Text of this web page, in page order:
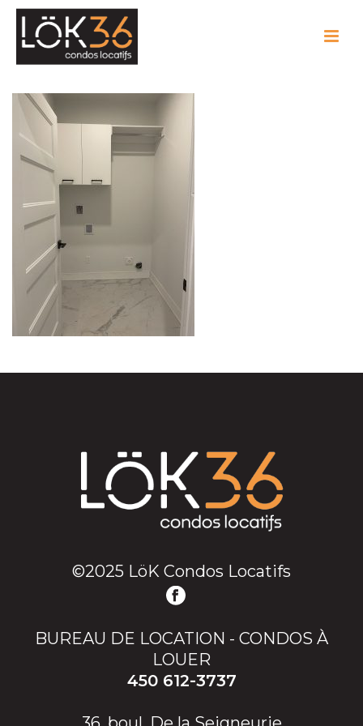
©2025 LöK Condos Locatifs
BUREAU DE LOCATION - CONDOS À
LOUER
450 612-3737